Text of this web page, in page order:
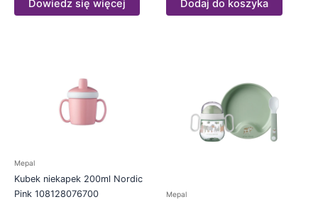
Dowiedz się więcej Dodaj do koszyka
Mepal
Kubek niekapek 200ml Nordic
Pink 108128076700
Mepal